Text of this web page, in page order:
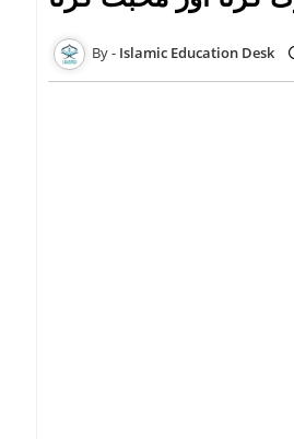
Islamic Education Desk